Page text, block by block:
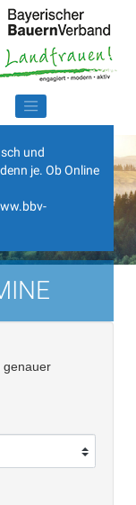
und
je. Ob Online
genauer